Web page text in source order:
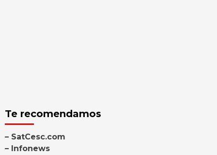
Te recomendamos
– SatCesc.com
– Infonews